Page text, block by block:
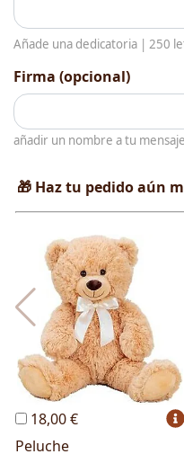
Añade una dedicatoria | 250
Firma (opcional)
añadir un nombre a tu mensaje
🎁 Haz tu pedido aún
18,00 €
Peluche